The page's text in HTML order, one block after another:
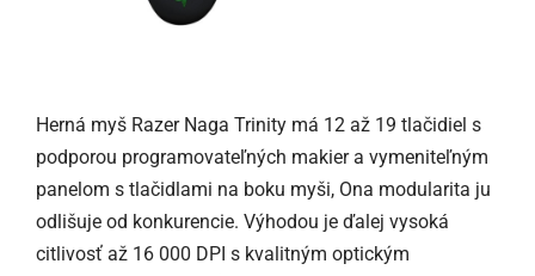
Herná myš Razer Naga Trinity má 12 až 19 tlačidiel s
podporou programovateľných makier a vymeniteľným
panelom s tlačidlami na boku myši, Ona modularita ju
odlišuje od konkurencie. Výhodou je ďalej vysoká
citlivosť až 16 000 DPI s kvalitným optickým